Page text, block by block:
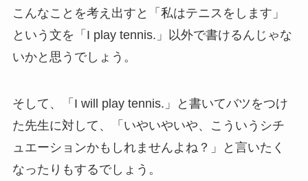
こんなことを考え出すと「私はテニスをします」
という文を「I play tennis.」以外で書けるんじゃな
いかと思うでしょう。
そして、「I will play tennis.」と書いてバツをつけ
た先生に対して、「いやいやいや、こういうシチ
ュエーションかもしれませんよね？」と言いたく
なったりもするでしょう。